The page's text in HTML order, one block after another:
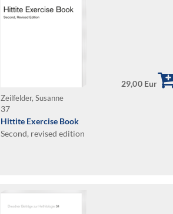
29,00 Eur
Zeilfelder, Susanne
37
Hittite Exercise Book
Second, revised edition